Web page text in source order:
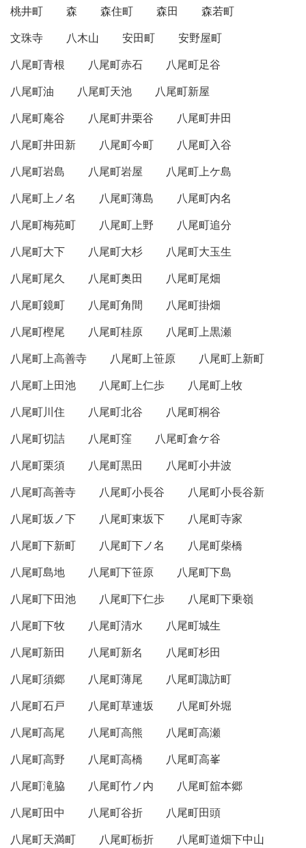
桃井町 森 森住町 森田
森若町
文珠寺
八木山 安田町
安野屋町
八尾町青根
八尾町赤石
八尾町足谷
八尾町油
八尾町天池
八尾町新屋
八尾町庵谷
八尾町井栗谷
八尾町井田
八尾町井田新
八尾町今町
八尾町入谷
八尾町岩島
八尾町岩屋
八尾町上ケ島
八尾町上ノ名
八尾町薄島
八尾町内名
八尾町梅苑町
八尾町上野
八尾町追分
八尾町大下
八尾町大杉
八尾町大玉生
八尾町尾久
八尾町奥田
八尾町尾畑
八尾町鏡町
八尾町角間
八尾町掛畑
八尾町樫尾
八尾町桂原
八尾町上黒瀬
八尾町上高善寺
八尾町上笹原
八尾町上新町
八尾町上田池
八尾町上仁歩
八尾町上牧
八尾町川住
八尾町北谷
八尾町桐谷
八尾町切詰
八尾町窪
八尾町倉ケ谷
八尾町栗須
八尾町黒田
八尾町小井波
八尾町高善寺
八尾町小長谷
八尾町小長谷新
八尾町坂ノ下
八尾町東坂下
八尾町寺家
八尾町下新町
八尾町下ノ名
八尾町柴橋
八尾町島地
八尾町下笹原
八尾町下島
八尾町下田池
八尾町下仁歩
八尾町下乗嶺
八尾町下牧
八尾町清水
八尾町城生
八尾町新田
八尾町新名
八尾町杉田
八尾町須郷
八尾町薄尾
八尾町諏訪町
八尾町石戸
八尾町草連坂
八尾町外堀
八尾町高尾
八尾町高熊
八尾町高瀬
八尾町高野
八尾町高橋
八尾町高峯
八尾町滝脇
八尾町竹ノ内
八尾町舘本郷
八尾町田中
八尾町谷折
八尾町田頭
八尾町天満町
八尾町栃折
八尾町道畑下中山